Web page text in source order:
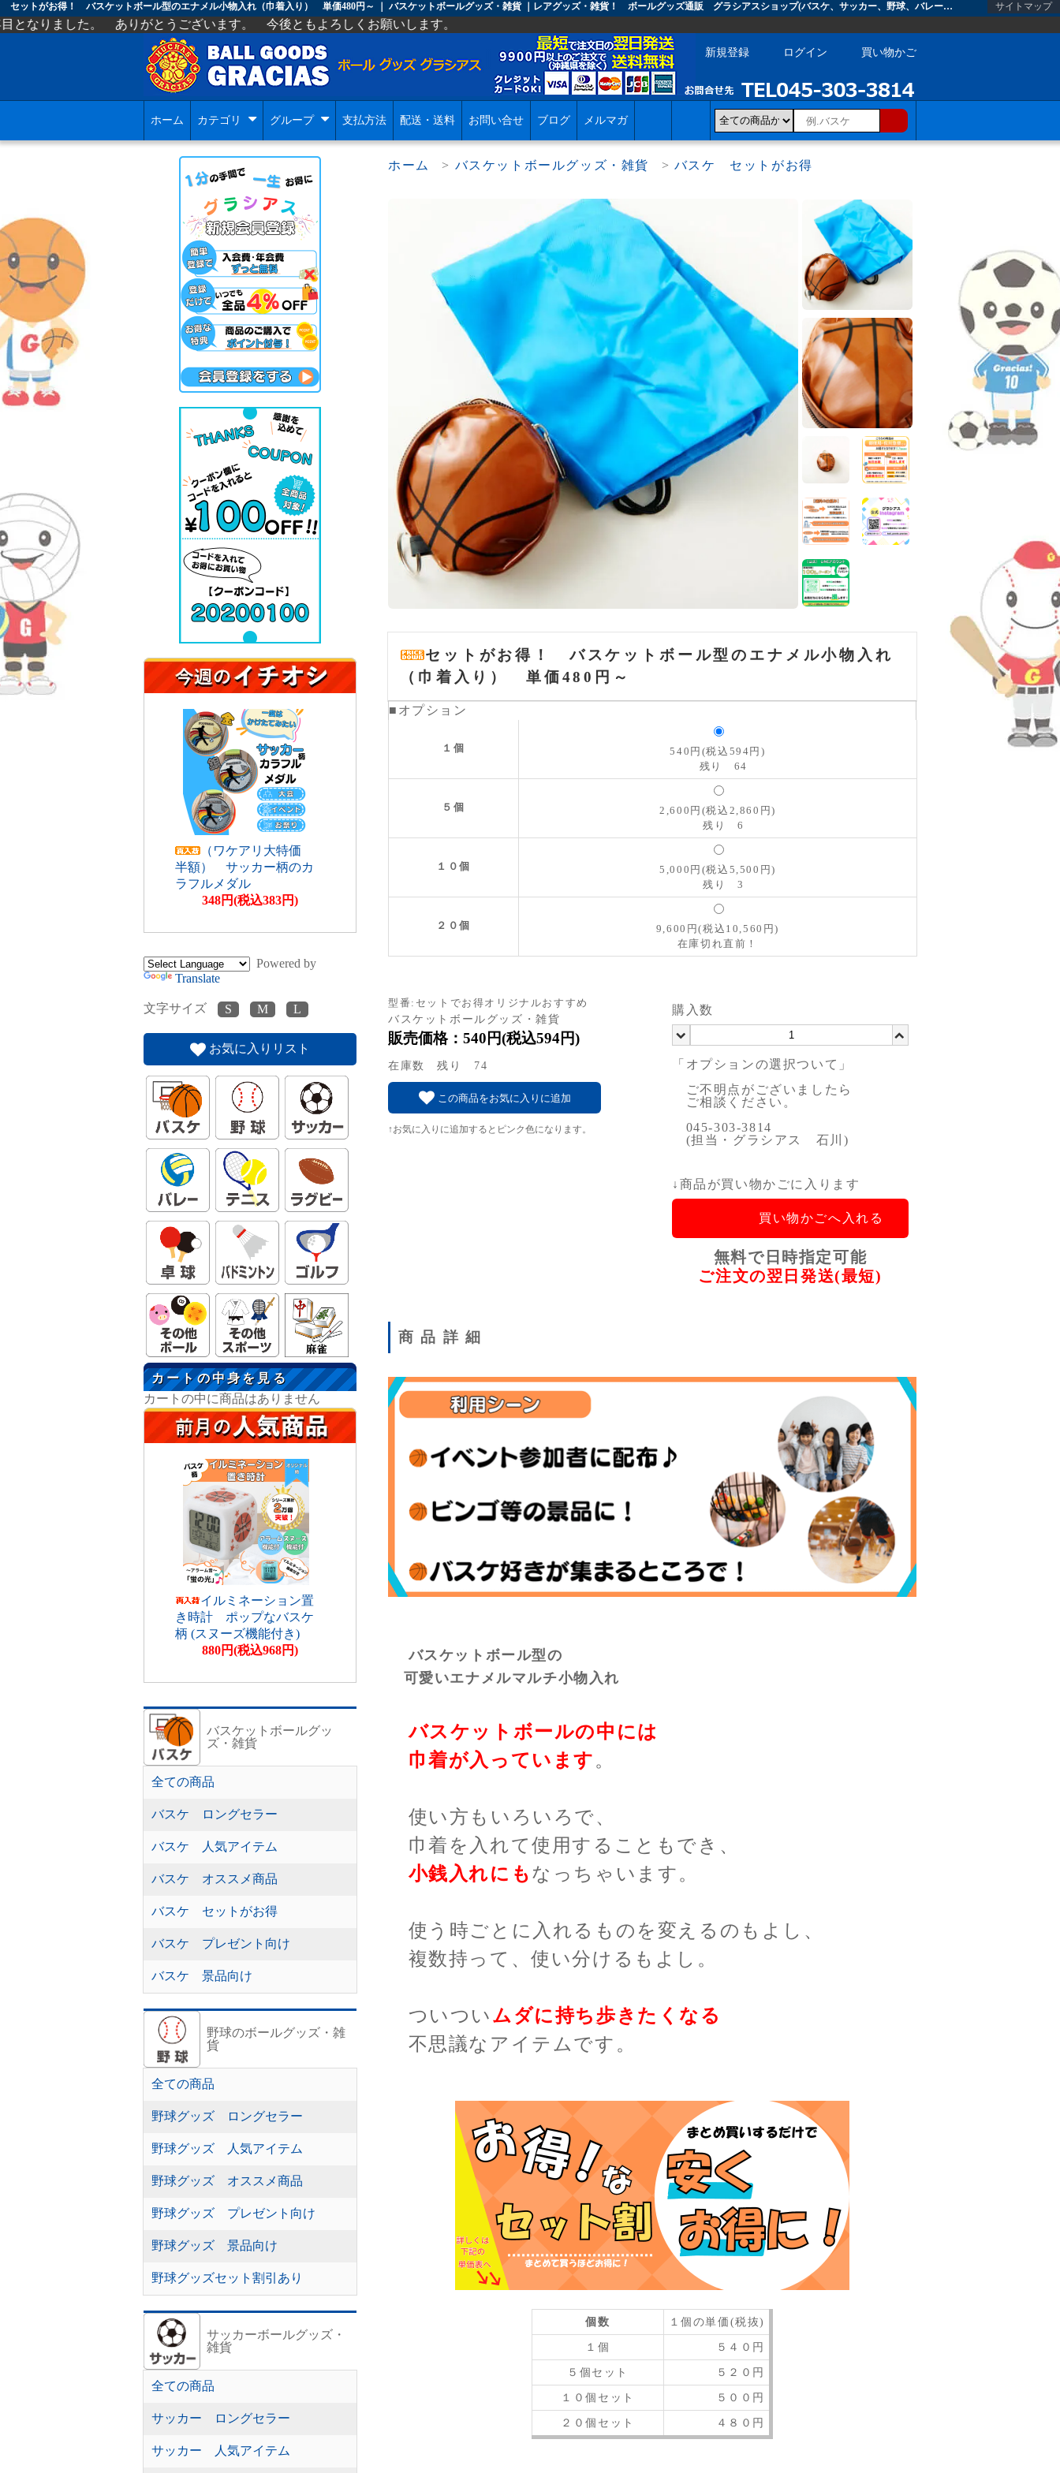
セットがお得！ バスケットボール型のエナメル小物入れ（巾着入り） 単価480円～ ｜ バスケットボールグッズ・雑貨 ｜レアグッズ・雑貨！ ボールグッズ通販 グラシアスショップ(バスケ、サッカー、野球、バレーなど)
りがとうございます。 今後ともよろしくお願いします。
サイトマップ
新規登録 ログイン 買い物かご
ホーム カテゴリ グループ 支払方法 配送・送料 お問い合せ ブログ メルマガ
ホーム > バスケットボールグッズ・雑貨 > バスケ セットがお得
セットがお得！ バスケットボール型のエナメル小物入れ
（巾着入り） 単価480円～
■オプション
１個
540円(税込594円)
残り 64
５個
2,600円(税込2,860円)
残り 6
１０個
5,000円(税込5,500円)
残り 3
２０個
9,600円(税込10,560円)
在庫切れ直前！
型番:セットでお得オリジナルおすすめ
バスケットボールグッズ・雑貨
販売価格：540円(税込594円)
在庫数 残り 74
この商品をお気に入りに追加
↑お気に入りに追加するとピンク色になります。
購入数
買い物かごへ入れる
「オプションの選択ついて」
ご不明点がございましたら
ご相談ください。
045-303-3814
(担当・グラシアス 石川)
↓商品が買い物かごに入ります
無料で日時指定可能
ご注文の翌日発送(最短)
商品詳細
バスケットボール型の
可愛いエナメルマルチ小物入れ
バスケットボールの中には
巾着が入っています。
使い方もいろいろで、
巾着を入れて使用することもでき、
小銭入れにもなっちゃいます。
使う時ごとに入れるものを変えるのもよし、
複数持って、使い分けるもよし。
ついついムダに持ち歩きたくなる
不思議なアイテムです。
個数
１個の単価(税抜)
１個
５４０円
５個セット
５２０円
１０個セット
５００円
２０個セット
４８０円
（ワケアリ大特価
半額） サッカー柄のカ
ラフルメダル
348円(税込383円)
Powered by
Translate
文字サイズ
お気に入りリスト
カートの中身を見る
カートの中に商品はありません
イルミネーション置
き時計 ポップなバスケ
柄 (スヌーズ機能付き)
880円(税込968円)
バスケットボールグッ
ズ・雑貨
全ての商品
バスケ ロングセラー
バスケ 人気アイテム
バスケ オススメ商品
バスケ セットがお得
バスケ プレゼント向け
バスケ 景品向け
野球のボールグッズ・雑
貨
全ての商品
野球グッズ ロングセラー
野球グッズ 人気アイテム
野球グッズ オススメ商品
野球グッズ プレゼント向け
野球グッズ 景品向け
野球グッズセット割引あり
サッカーボールグッズ・
雑貨
全ての商品
サッカー ロングセラー
サッカー 人気アイテム